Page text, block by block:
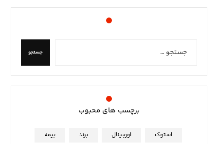
جستجو
برچسب های محبوب
استوک اورجینال برند بیمه